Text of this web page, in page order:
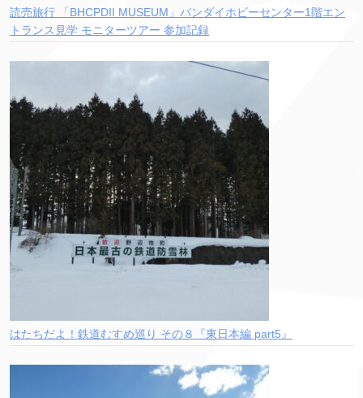
読売旅行 「BHCPDII MUSEUM」バンダイホビーセンター1階エン
トランス見学 モニターツアー 参加記録
はたちだよ！鉄道むすめ巡り その８『東日本編 part5』